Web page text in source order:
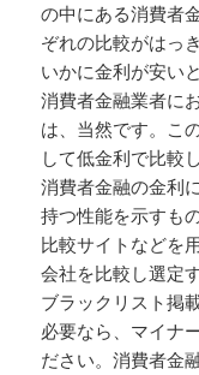
の中にある消費者
ぞれの比較がはっ
いかに金利が安い
消費者金融業者に
は、当然です。こ
して低金利で比較
消費者金融の金利
持つ性能を示すも
比較サイトなどを
会社を比較し選定
ブラックリスト掲
必要なら、マイナ
ださい。消費者金